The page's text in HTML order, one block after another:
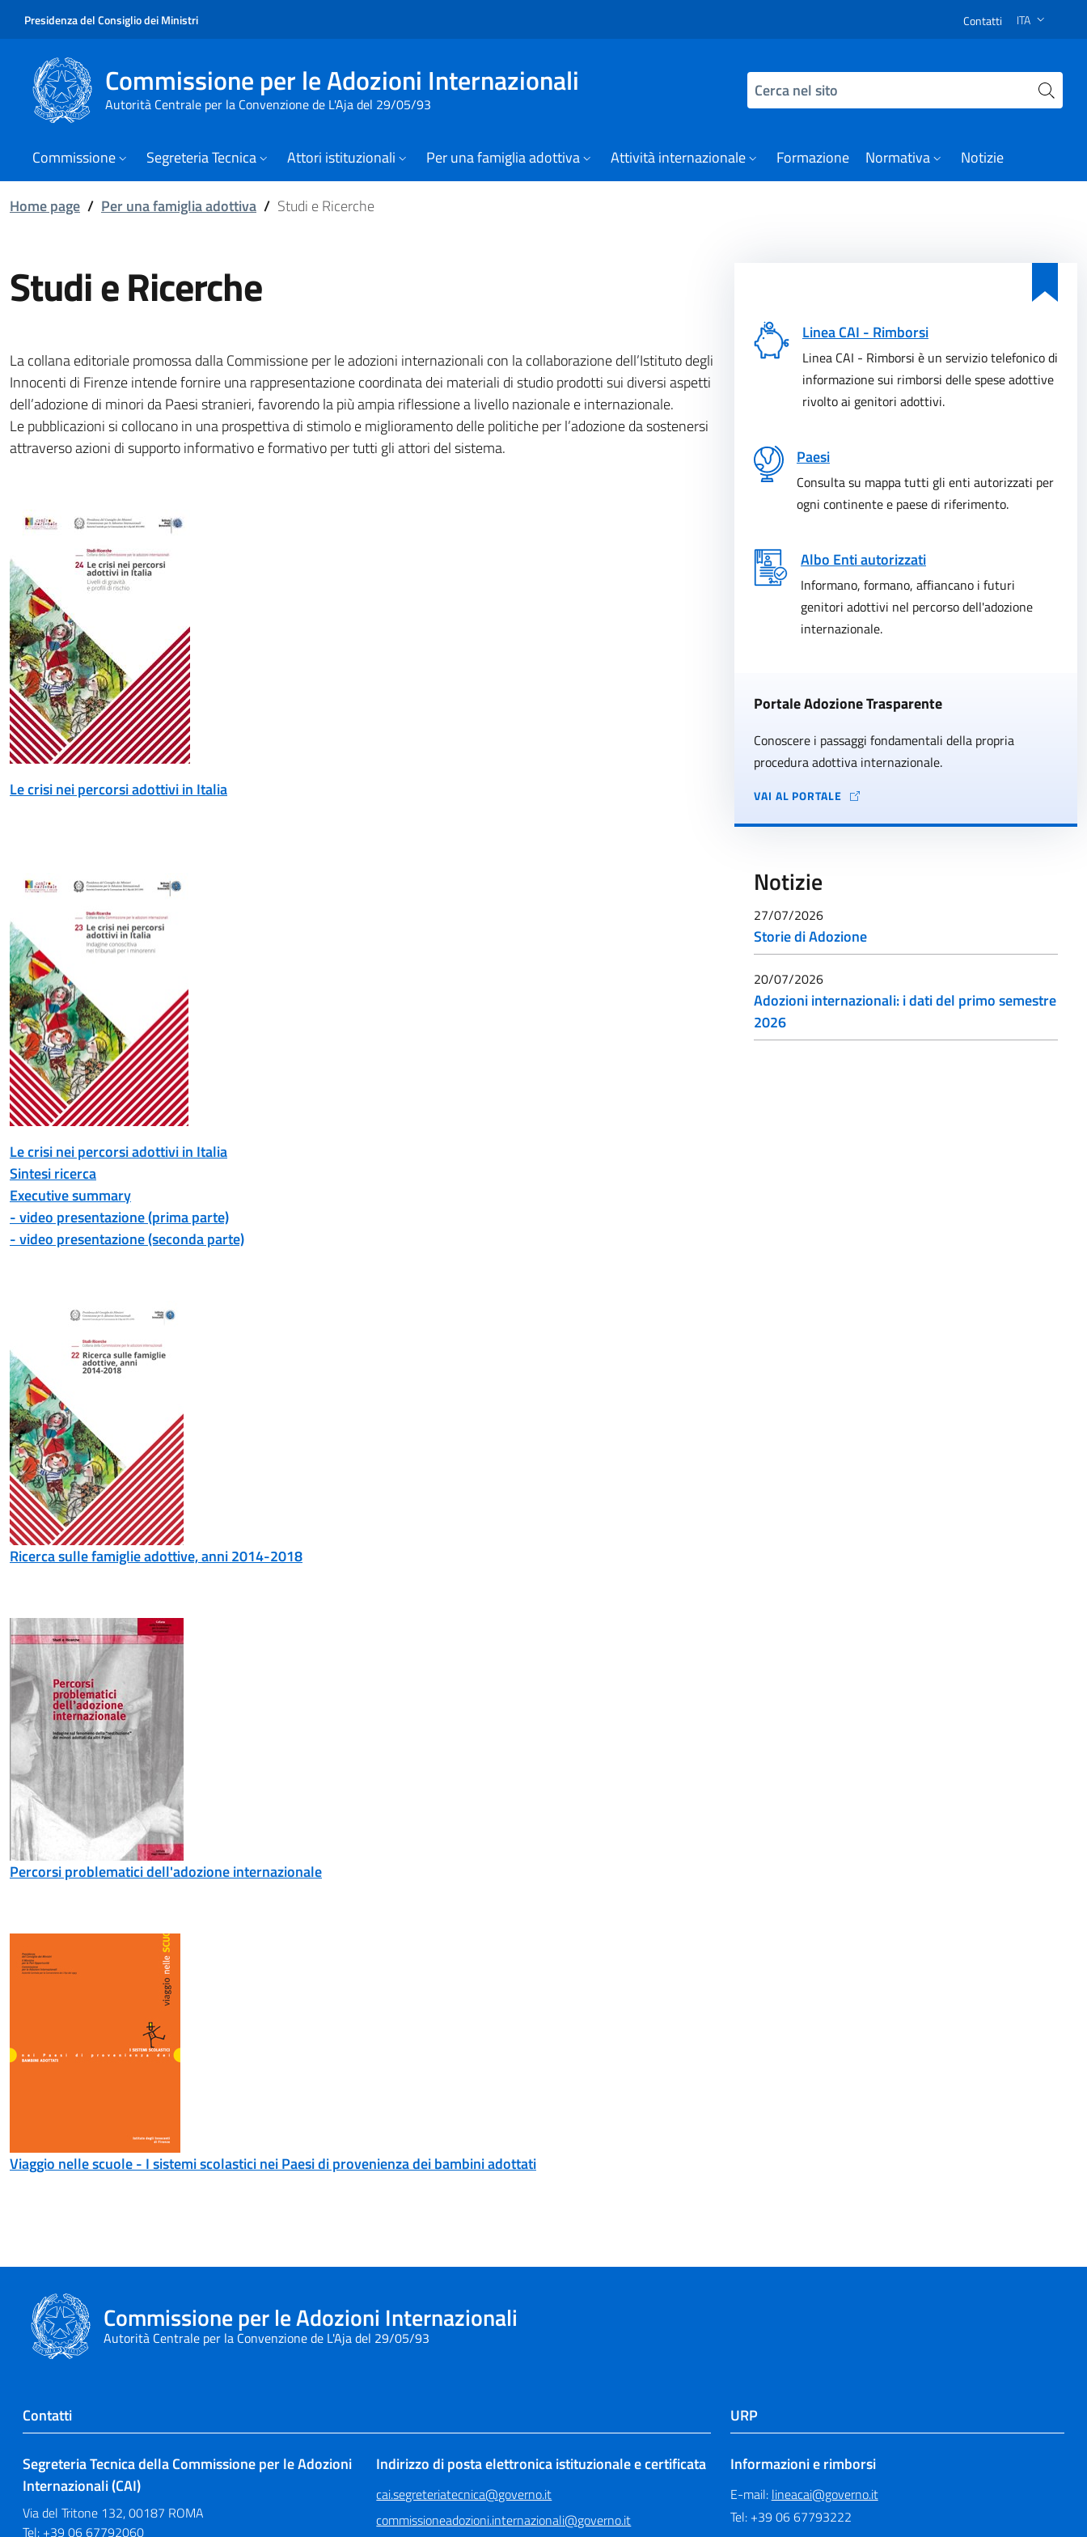
Presidenza del Consiglio dei Ministri Contatti SELEZIONE
ITA
Commissione per le Adozioni Internazionali
Autorità Centrale per la Convenzione de L'Aja del 29/05/93
Cerca nel sito
Commissione Segreteria Tecnica Attori istituzionali Per una famiglia adottiva Attività internazionale Formazione Normativa Notizie
Home page / Per una famiglia adottiva / Studi e Ricerche
Studi e Ricerche
La collana editoriale promossa dalla Commissione per le adozioni internazionali con la collaborazione dell’Istituto degli
Innocenti di Firenze intende fornire una rappresentazione coordinata dei materiali di studio prodotti sui diversi aspetti
dell’adozione di minori da Paesi stranieri, favorendo la più ampia riflessione a livello nazionale e internazionale.
Le pubblicazioni si collocano in una prospettiva di stimolo e miglioramento delle politiche per l’adozione da sostenersi
attraverso azioni di supporto informativo e formativo per tutti gli attori del sistema.
Le crisi nei percorsi adottivi in Italia
Le crisi nei percorsi adottivi in Italia
Sintesi ricerca
Executive summary
- video presentazione (prima parte)
- video presentazione (seconda parte)
Ricerca sulle famiglie adottive, anni 2014-2018
Percorsi problematici dell'adozione internazionale
Viaggio nelle scuole - I sistemi scolastici nei Paesi di provenienza dei bambini adottati
Linea CAI - Rimborsi
Linea CAI - Rimborsi è un servizio telefonico di
informazione sui rimborsi delle spese adottive
rivolto ai genitori adottivi.
Paesi
Consulta su mappa tutti gli enti autorizzati per
ogni continente e paese di riferimento.
Albo Enti autorizzati
Informano, formano, affiancano i futuri
genitori adottivi nel percorso dell'adozione
internazionale.
Portale Adozione Trasparente
Conoscere i passaggi fondamentali della propria
procedura adottiva internazionale.
VAI AL PORTALE
Notizie
27/07/2026
Storie di Adozione
20/07/2026
Adozioni internazionali: i dati del primo semestre
2026
Commissione per le Adozioni Internazionali
Autorità Centrale per la Convenzione de L'Aja del 29/05/93
Contatti
Segreteria Tecnica della Commissione per le Adozioni
Internazionali (CAI)
Via del Tritone 132, 00187 ROMA
Tel: +39 06 67792060
Indirizzo di posta elettronica istituzionale e certificata
cai.segreteriatecnica@governo.it
commissioneadozioni.internazionali@governo.it
URP
Informazioni e rimborsi
E-mail: lineacai@governo.it
Tel: +39 06 67793222